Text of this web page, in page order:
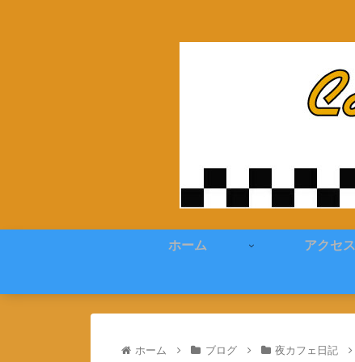
ホーム アクセス
ホーム ブログ 夜カフェ日記